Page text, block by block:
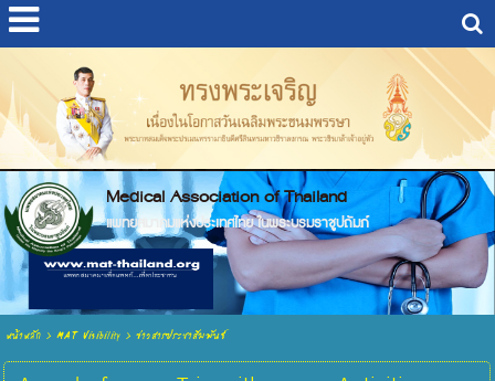
Medical Association of Thailand
แพทยสมาคมแห่งประเทศไทย ในพระบรมราชูปถัมภ์
หน้าหลัก> MAT Visibility> ข่าวสารประชาสัมพันธ์